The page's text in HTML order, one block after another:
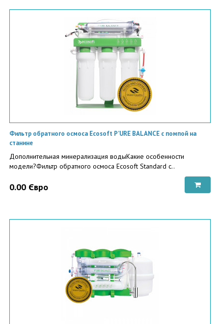
Фильтр обратного осмоса Ecosoft P’URE BALANCE с помпой на
станине
Дополнительная минерализация водыКакие особенности
модели?Фильтр обратного осмоса Ecosoft Standard с..
0.00 Євро